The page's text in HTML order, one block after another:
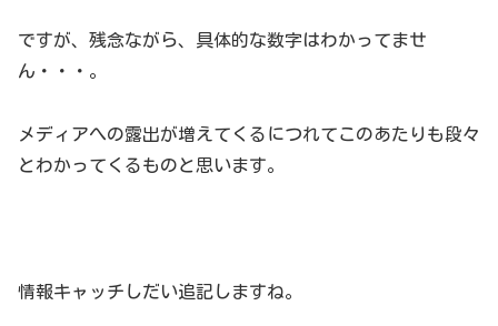
ですが、残念ながら、具体的な数字はわかってませ
ん・・・。
メディアへの露出が増えてくるにつれてこのあたりも段々
とわかってくるものと思います。
情報キャッチしだい追記しますね。